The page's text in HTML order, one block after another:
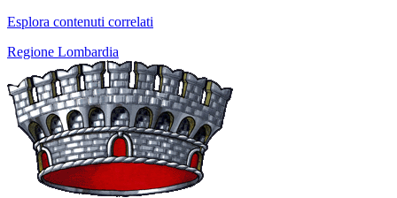
Esplora contenuti correlati
Regione Lombardia